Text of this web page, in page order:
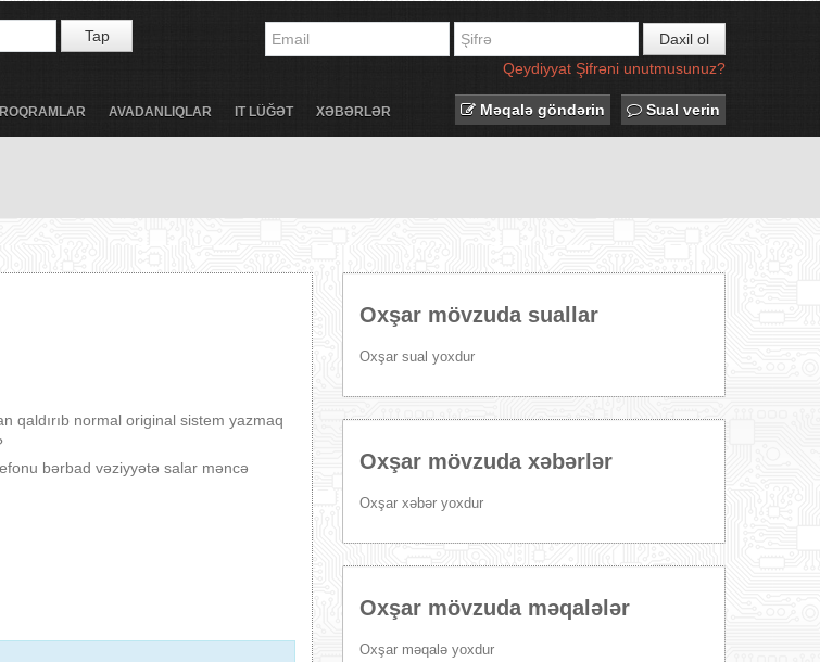
Tap
Daxil ol
Qeydiyyat Şifrəni unutmusunuz?
AVADANLIQLAR IT LÜĞƏT XƏBƏRLƏR Məqalə göndərin Sual verin
qaldırıb normal original sistem yazmaq
bərbad vəziyyətə salar məncə
Oxşar mövzuda suallar
Oxşar sual yoxdur
Oxşar mövzuda xəbərlər
Oxşar xəbər yoxdur
Oxşar mövzuda məqalələr
Oxşar məqalə yoxdur